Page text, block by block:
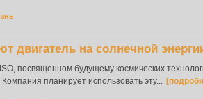
двигатель на солнечной
посвященном будущему космических
планирует использовать эту...